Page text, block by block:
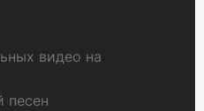
видео на
песен